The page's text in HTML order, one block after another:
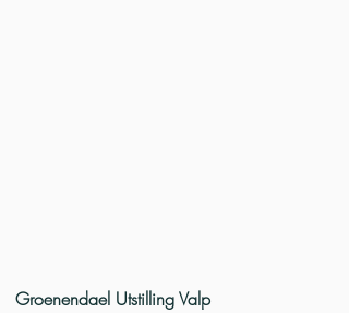
Groenendael Utstilling Valp